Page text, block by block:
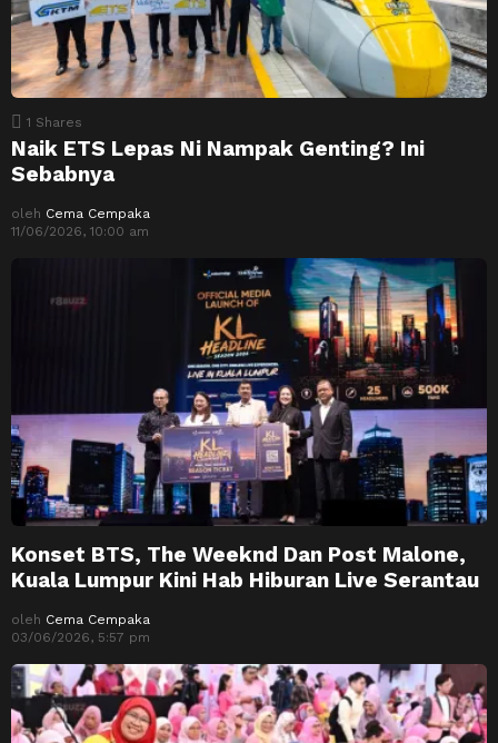
1 Shares
Naik ETS Lepas Ni Nampak Genting? Ini
Sebabnya
oleh Cema Cempaka
11/06/2026, 10:00 am
Konset BTS, The Weeknd Dan Post Malone,
Kuala Lumpur Kini Hab Hiburan Live Serantau
oleh Cema Cempaka
03/06/2026, 5:57 pm